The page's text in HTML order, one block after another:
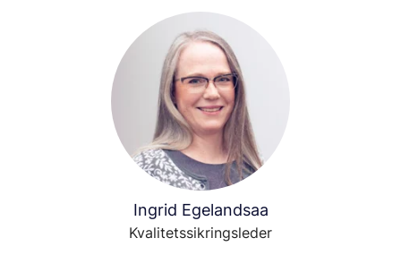
Ingrid Egelandsaa
Kvalitetssikringsleder